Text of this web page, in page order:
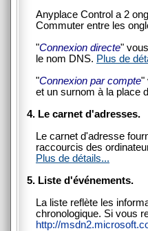
Anyplace Control a 2
Commuter entre les
"Connexion directe"
le nom DNS. Plus de
"Connexion par compte"
et un surnom à la place
4. Le carnet d'adresses.
Le carnet d'adresse
raccourcis des
Plus de détails...
5. Liste d'événements.
La liste reflète les
chronologique. Si vous
http://